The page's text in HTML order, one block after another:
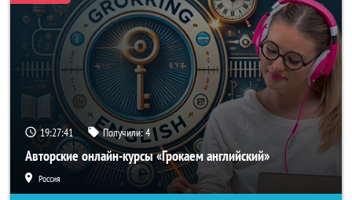
19:27:38 Получили:4
Авторские онлайн-курсы «Грокаем английский»
Россия